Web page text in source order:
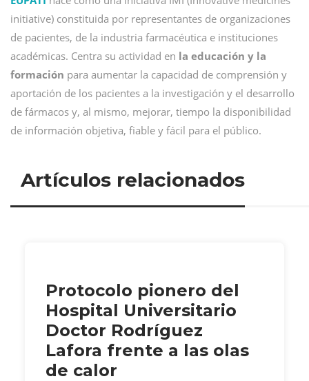
initiative) constituida por representantes de organizaciones
de pacientes, de la industria farmacéutica e instituciones
académicas. Centra su actividad en la educación y la
formación para aumentar la capacidad de comprensión y
aportación de los pacientes a la investigación y el desarrollo
de fármacos y, al mismo, mejorar, tiempo la disponibilidad
de información objetiva, fiable y fácil para el público.
Artículos relacionados
Protocolo pionero del
Hospital Universitario
Doctor Rodríguez
Lafora frente a las olas
de calor